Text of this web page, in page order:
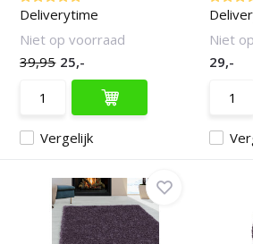
Deliverytime
Vergelijk
Niet op voorraad
39,95 25,-
Niet
29,-